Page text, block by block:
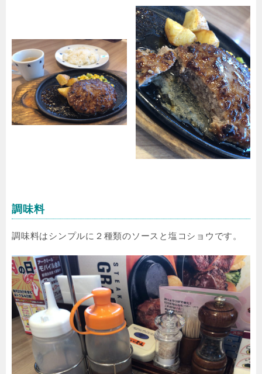
調味料
調味料はシンプルに２種類のソースと塩コショウです。